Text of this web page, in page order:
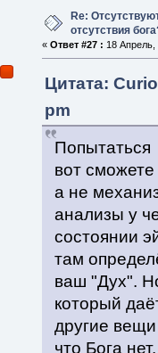
Re:
отсутствия
« Ответ #27 : 18 Апрель,
Цитата:
pm
Попытаться
вот
а не
анализы у
состоянии
там
ваш "Дух".
который
другие вещи
что Бога